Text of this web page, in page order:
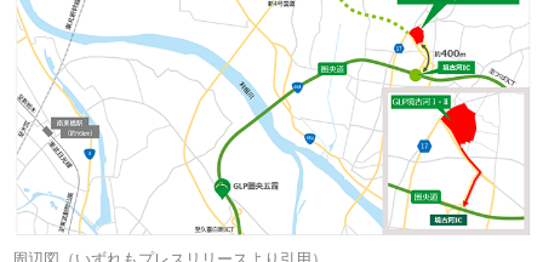
周辺図（いずれもプレスリリースより引用）